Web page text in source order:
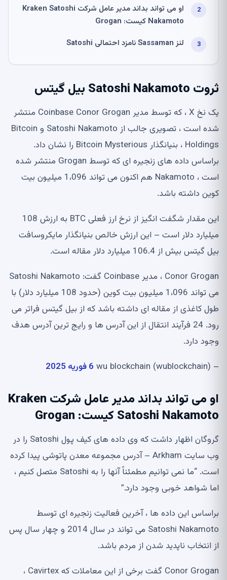
او می تواند بداند مدیر عامل شرکت Kraken Satoshi
Nakamoto کیست: Grogan
لنز Sassaman نامزد احتمالی Satoshi
ثروت Satoshi Nakamoto بیل گیتس
یک نخ X ، که توسط مدیر Coinbase Conor Grogan منتشر
شده است ، تصویری جالب از Satoshi Nakamoto و Bitcoin
Holdings ، بنیانگذار Bitcoin Mysterious را نشان داد.
براساس داده های زنجیره ای که توسط Grogan منتشر شده
است ، Nakamoto هم اکنون می تواند 1،096 میلیون بیت
کوین داشته باشد.
این مقدار شگفت انگیز از نرخ ارز فعلی BTC به ارزش 108
میلیارد دلار است – این ارزش خالص بنیانگذار مایکروسافت
بیل گیتس بیش از 106.4 میلیارد دلار مقاله است.
Conor Grogan ، مدیر Coinbase گفت: Satoshi Nakamoto
می تواند 1،096 میلیون بیت کوین (حدود 108 میلیارد دلار) با
طول کاغذی از مقاله ای داشته باشد که از بیل گیتس فراتر می
رود. 24 فرآیند انتقال از این آدرس ها و رایج ترین آدرس هدف
وجود دارد.
– wu blockchain (wublockchain)
6 فوریه 2025
او می تواند بداند مدیر عامل شرکت Kraken
Satoshi Nakamoto کیست: Grogan
گروگان اظهار داشت که وی داده های کیف پول Satoshi را در
وب سایت Arkham – آدرس مجموعه معدن پاتوشی پیدا کرده
است. “ما نمی توانیم مطمئناً آنها را به Satoshi متصل کنیم ،
اما شواهد خوبی وجود دارد.”
براساس این داده ها ، آخرین فعالیت زنجیره ای توسط
Satoshi Nakamoto می تواند در سال 2014 و چهار سال پس
از انتخاب ناپدید شدن از مردم باشد.
Conor Grogan گفت برخی از این معاملات که Cavirtex ،